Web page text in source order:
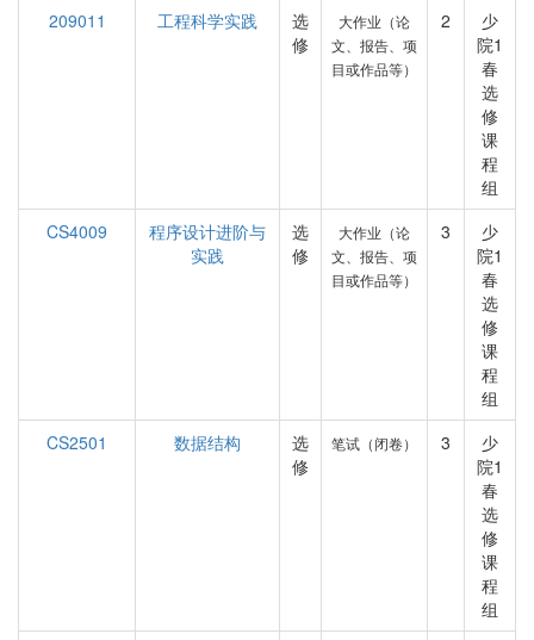
209011
工程科学实践
选
修
大作业（论
文、报告、项
目或作品等）
2
少
院1
春
选
修
课
程
组
CS4009
程序设计进阶与
实践
选
修
大作业（论
文、报告、项
目或作品等）
3
少
院1
春
选
修
课
程
组
CS2501
数据结构
选
修
笔试（闭卷） 3
少
院1
春
选
修
课
程
组